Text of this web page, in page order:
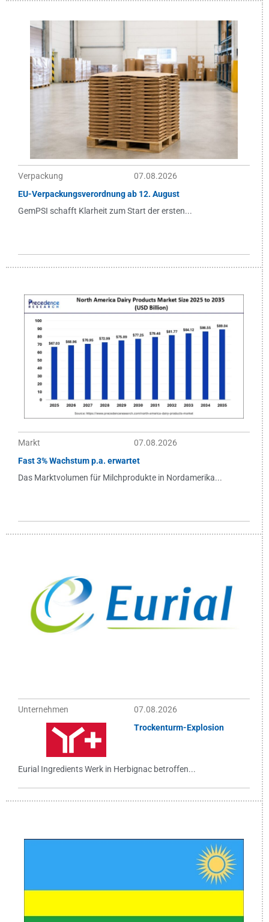
Verpackung
07.08.2026
EU-Verpackungsverordnung ab 12. August
GemPSI schafft Klarheit zum Start der ersten...
Markt
07.08.2026
Fast 3% Wachstum p.a. erwartet
Das Marktvolumen für Milchprodukte in Nordamerika...
Unternehmen
07.08.2026
Trockenturm-Explosion
Eurial Ingredients Werk in Herbignac betroffen...